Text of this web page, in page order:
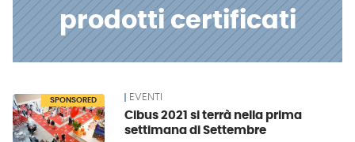
prodotti certificati
News SPONSORED EVENTI
Cibus 2021 si terrà nella prima
settimana di Settembre